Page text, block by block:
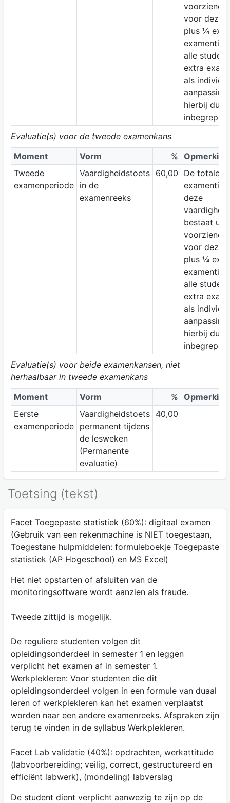
voorziene
voor deze
plus ¼
examentijd
alle
extra
als
aanpassing
hierbij dus
inbegrepen.
Evaluatie(s) voor de tweede examenkans
Moment
Vorm % Opmerking
Tweede
examenperiode
Vaardigheidstoets
in de
examenreeks
60,00
De totale
examentijd
deze
bestaat uit
voorziene
voor deze
plus ¼
examentijd
alle
extra
als
aanpassing
hierbij dus
inbegrepen.
Evaluatie(s) voor beide examenkansen, niet
herhaalbaar in tweede examenkans
Moment
Vorm % Opmerking
Eerste
examenperiode
Vaardigheidstoets
permanent tijdens
de lesweken
(Permanente
evaluatie)
40,00
Toetsing (tekst)
Facet Toegepaste statistiek (60%):digitaal examen
(Gebruik van een rekenmachine is NIET toegestaan,
Toegestane hulpmiddelen: formuleboekje Toegepaste
statistiek (AP Hogeschool) en MS Excel)
Het niet opstarten of afsluiten van de
monitoringsoftware wordt aanzien als fraude.
Tweede zittijd is mogelijk.
De reguliere studenten volgen dit
opleidingsonderdeel in semester 1 en leggen
verplicht het examen af in semester 1.
Werkplekleren: Voor studenten die dit
opleidingsonderdeel volgen in een formule van duaal
leren of werkplekleren kan het examen verplaatst
worden naar een andere examenreeks. Afspraken zijn
terug te vinden in de syllabus Werkplekleren.
Facet Lab validatie (40%):opdrachten, werkattitude
(labvoorbereiding; veilig, correct, gestructureerd en
efficiënt labwerk), (mondeling) labverslag
De student dient verplicht aanwezig te zijn op de